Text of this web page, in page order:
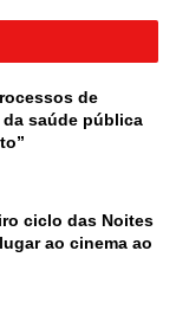
de
saúde pública
ciclo das Noites
ao cinema ao